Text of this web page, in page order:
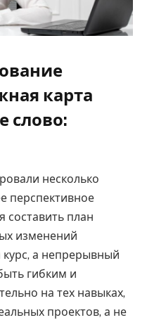
карта
слово:
несколько
перспективное
составить план
изменений
а непрерывный
гибким и
на тех навыках,
проектов, а не